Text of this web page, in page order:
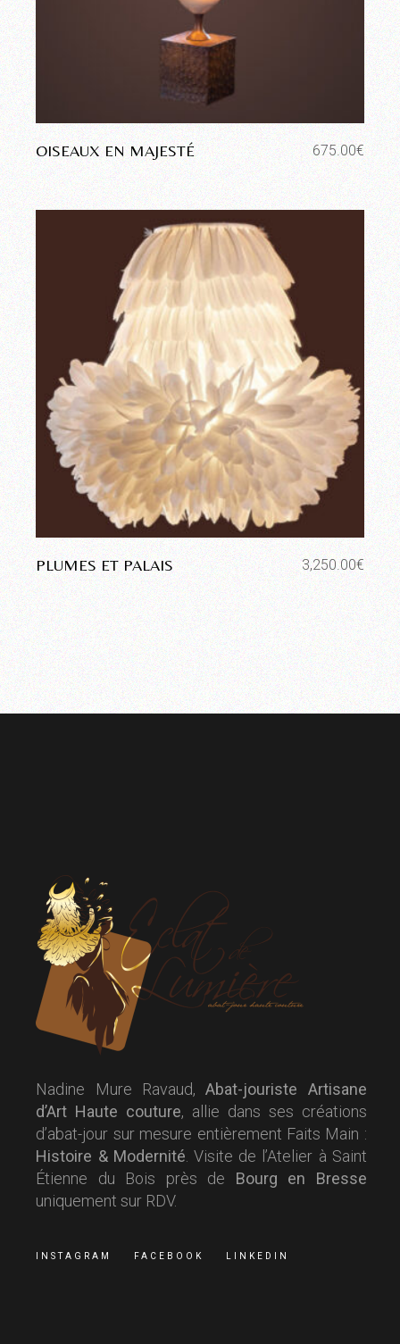
OISEAUX EN MAJESTÉ 675.00€
PLUMES ET PALAIS 3,250.00€
Nadine Mure Ravaud,Abat-jouriste Artisane
d’Art Haute couture, allie dans ses créations
d’abat-jour sur mesure entièrement Faits Main :
Histoire & Modernité. Visite de l’Atelier à Saint
Étienne du Bois près de Bourg en Bresse
uniquement sur RDV.
INSTAGRAM FACEBOOK LINKEDIN